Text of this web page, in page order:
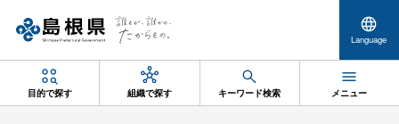
Language
目的で探す 組織で探す キーワード検索 メニュー